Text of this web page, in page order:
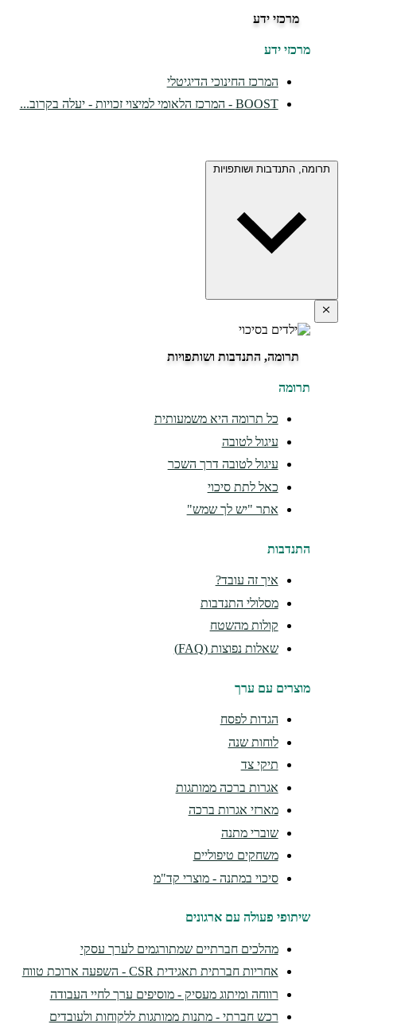
מרכזי ידע
מרכזי ידע
המרכז החינוכי הדיגיטלי
BOOST - המרכז הלאומי למיצוי זכויות - יעלה בקרוב...
תרומה, התנדבות ושותפויות
תרומה, התנדבות ושותפויות
תרומה
כל תרומה היא משמעותית
עיגול לטובה
עיגול לטובה דרך השכר
כאל לתת סיכוי
אתר "יש לך שמש"
התנדבות
איך זה עובד?
מסלולי התנדבות
קולות מהשטח
שאלות נפוצות (FAQ)
מוצרים עם ערך
הגדות לפסח
לוחות שנה
תיקי צד
אגרות ברכה ממותגות
מארזי אגרות ברכה
שוברי מתנה
משחקים טיפוליים
סיכוי במתנה - מוצרי קד"מ
שיתופי פעולה עם ארגונים
מהלכים חברתיים שמתורגמים לערך עסקי
אחריות חברתית תאגידית CSR - השפעה ארוכת טווח
רווחה ומיתוג מעסיק - מוסיפים ערך לחיי העבודה
רכש חברתי - מתנות ממותגות ללקוחות ולעובדים